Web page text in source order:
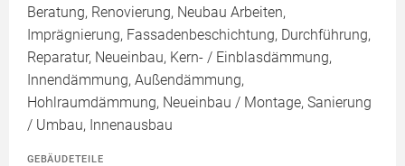
Beratung, Renovierung, Neubau Arbeiten,
Imprägnierung, Fassadenbeschichtung, Durchführung,
Reparatur, Neueinbau, Kern- / Einblasdämmung,
Innendämmung, Außendämmung,
Hohlraumdämmung, Neueinbau / Montage, Sanierung
/ Umbau, Innenausbau
GEBÄUDETEILE